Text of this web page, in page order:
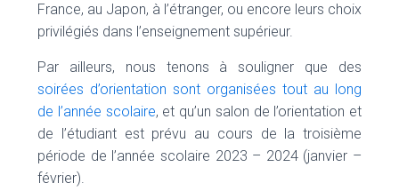
France, au Japon, à l’étranger, ou encore leurs choix
privilégiés dans l’enseignement supérieur.
Par ailleurs, nous tenons à souligner que des
soirées d’orientation sont organisées tout au long
de l’année scolaire, et qu’un salon de l’orientation et
de l’étudiant est prévu au cours de la troisième
période de l’année scolaire 2023 – 2024 (janvier –
février).